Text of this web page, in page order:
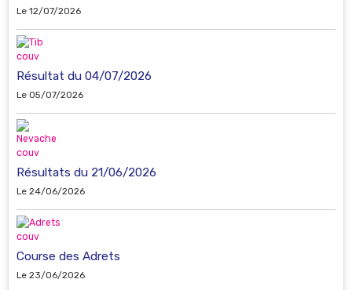
Le 12/07/2026
Résultat du 04/07/2026
Le 05/07/2026
Résultats du 21/06/2026
Le 24/06/2026
Course des Adrets
Le 23/06/2026